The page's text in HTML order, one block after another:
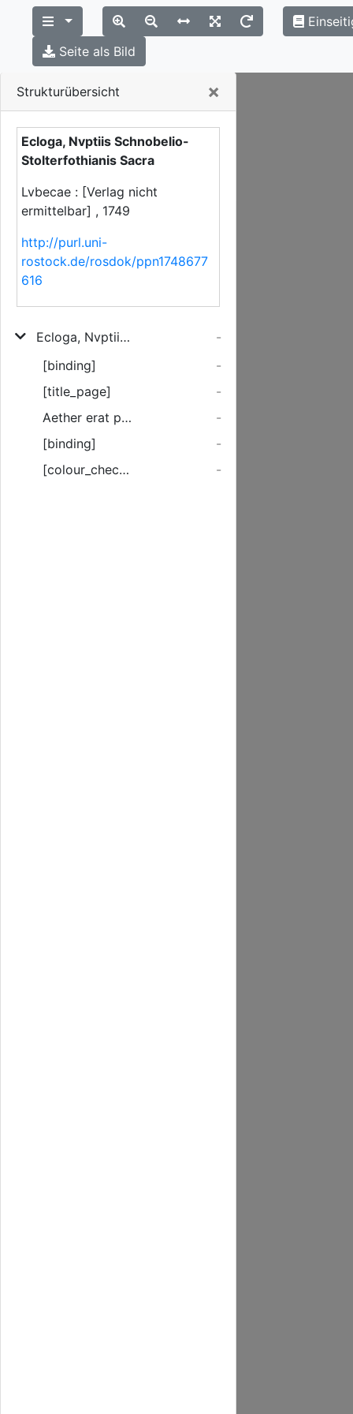
Strukturübersicht ×
Ecloga, Nvptiis Schnobelio-
Stolterfothianis Sacra
Lvbecae : [Verlag nicht
ermittelbar] , 1749
http://purl.uni-
rostock.de/rosdok/ppn1748677
616
Ecloga, Nvptiis Schnobelio-Stolterfothianis Sacra
-
[binding]
-
[title_page]
-
Aether erat purus, ...
-
[binding]
-
[colour_checker]
-
Seite als Bild